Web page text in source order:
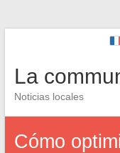
La
Noticias locales
Cómo